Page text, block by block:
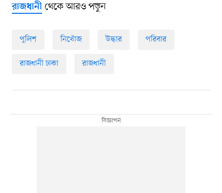
রাজধানীথেকে আরও পড়ুন
পুলিশ নিখোঁজ উদ্ধার পরিবার
রাজধানী ঢাকা রাজধানী